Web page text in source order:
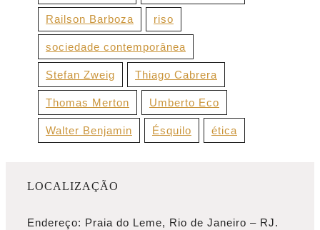
Railson Barboza riso
sociedade contemporânea
Stefan Zweig Thiago Cabrera
Thomas Merton Umberto Eco
Walter Benjamin Ésquilo ética
LOCALIZAÇÃO
Endereço: Praia do Leme, Rio de Janeiro – RJ.